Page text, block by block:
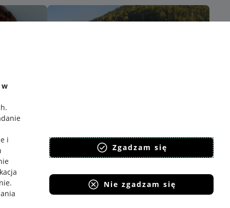
w
.
i
.
Zgadzam się
Nie zgadzam się